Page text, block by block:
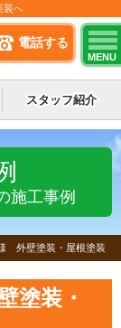
電話する
MENU
装へ
スタッフ紹介
施工事例
外壁塗装・屋根塗装
塗装・